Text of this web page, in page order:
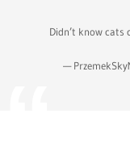
Didn’t know
—